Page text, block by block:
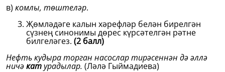
в) комлы, төштеләр.
Җөмләдәге калын хәрефләр белән бирелгән
сүзнең синонимы дөрес күрсәтелгән рәтне
билгеләгез. (2 балл)
Нефть кудыра торган насослар тирәсеннән дә әллә
ничәкатурадылар. (Ләлә Гыймадиева)